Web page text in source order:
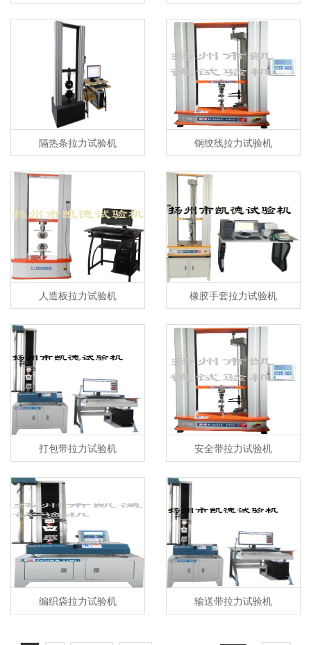
隔热条拉力试验机 钢绞线拉力试验机
人造板拉力试验机 橡胶手套拉力试验机
打包带拉力试验机 安全带拉力试验机
编织袋拉力试验机 输送带拉力试验机